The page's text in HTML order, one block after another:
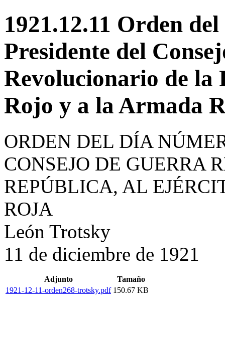
1921.12.11 Orden
Presidente del
Revolucionario de la
Rojo y a la Armada
ORDEN DEL DÍA
CONSEJO DE GUERRA
REPÚBLICA, AL
ROJA
León Trotsky
11 de diciembre de 1921
Adjunto
Tamaño
1921-12-11-orden268-trotsky.pdf 150.67 KB